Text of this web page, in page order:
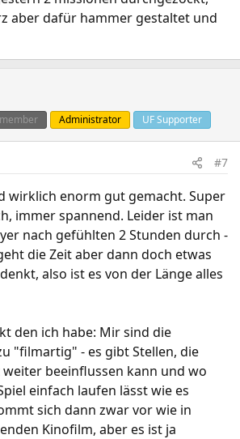
aber dafür hammer gestaltet und
Administrator UF Supporter
#7
wirklich enorm gut gemacht. Super
immer spannend. Leider ist man
nach gefühlten 2 Stunden durch -
die Zeit aber dann doch etwas
also ist es von der Länge alles
den ich habe: Mir sind die
"filmartig" - es gibt Stellen, die
beeinflussen kann und wo
einfach laufen lässt wie es
sich dann zwar vor wie in
Kinofilm, aber es ist ja